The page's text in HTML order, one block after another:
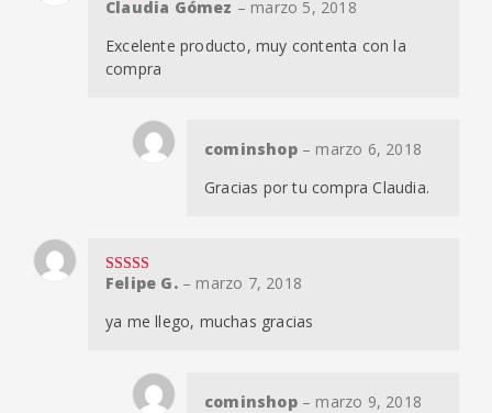
Valorado en
Claudia Gómez – marzo 5, 2018
Excelente producto, muy contenta con la
compra
cominshop – marzo 6, 2018
Gracias por tu compra Claudia.
Valorado en
Felipe G. – marzo 7, 2018
ya me llego, muchas gracias
cominshop – marzo 9, 2018